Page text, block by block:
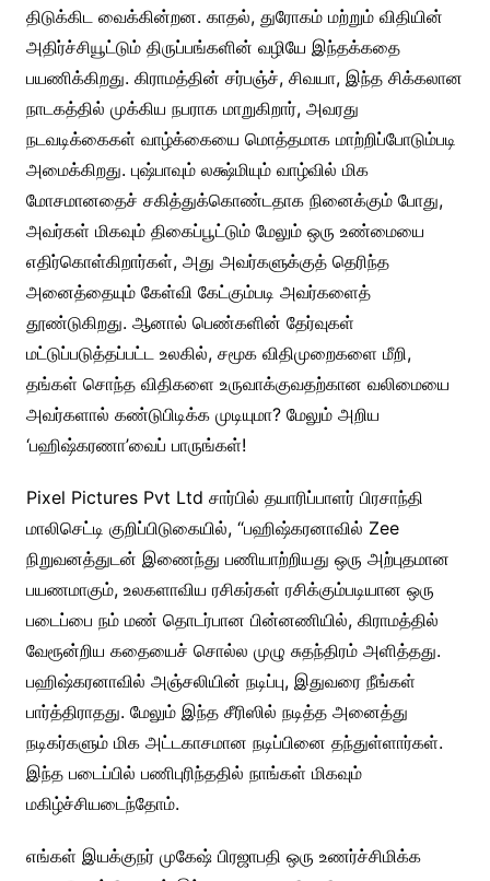
திடுக்கிட வைக்கின்றன. காதல், துரோகம் மற்றும் விதியின்
அதிர்ச்சியூட்டும் திருப்பங்களின் வழியே இந்தக்கதை
பயணிக்கிறது. கிராமத்தின் சர்பஞ்ச், சிவயா, இந்த சிக்கலான
நாடகத்தில் முக்கிய நபராக மாறுகிறார், அவரது
நடவடிக்கைகள் வாழ்க்கையை மொத்தமாக மாற்றிப்போடும்படி
அமைக்கிறது. புஷ்பாவும் லக்ஷ்மியும் வாழ்வில் மிக
மோசமானதைச் சகித்துக்கொண்டதாக நினைக்கும் போது,
அவர்கள் மிகவும் திகைப்பூட்டும் மேலும் ஒரு உண்மையை
எதிர்கொள்கிறார்கள், அது அவர்களுக்குத் தெரிந்த
அனைத்தையும் கேள்வி கேட்கும்படி அவர்களைத்
தூண்டுகிறது. ஆனால் பெண்களின் தேர்வுகள்
மட்டுப்படுத்தப்பட்ட உலகில், சமூக விதிமுறைகளை மீறி,
தங்கள் சொந்த விதிகளை உருவாக்குவதற்கான வலிமையை
அவர்களால் கண்டுபிடிக்க முடியுமா? மேலும் அறிய
‘பஹிஷ்கரணா’வைப் பாருங்கள்!
Pixel Pictures Pvt Ltd சார்பில் தயாரிப்பாளர் பிரசாந்தி
மாலிசெட்டி குறிப்பிடுகையில், “பஹிஷ்கரனாவில் Zee
நிறுவனத்துடன் இணைந்து பணியாற்றியது ஒரு அற்புதமான
பயணமாகும், உலகளாவிய ரசிகர்கள் ரசிக்கும்படியான ஒரு
படைப்பை நம் மண் தொடர்பான பின்னணியில், கிராமத்தில்
வேரூன்றிய கதையைச் சொல்ல முழு சுதந்திரம் அளித்தது.
பஹிஷ்கரனாவில் அஞ்சலியின் நடிப்பு, இதுவரை நீங்கள்
பார்த்திராதது. மேலும் இந்த சீரிஸில் நடித்த அனைத்து
நடிகர்களும் மிக அட்டகாசமான நடிப்பினை தந்துள்ளார்கள்.
இந்த படைப்பில் பணிபுரிந்ததில் நாங்கள் மிகவும்
மகிழ்ச்சியடைந்தோம்.
எங்கள் இயக்குநர் முகேஷ் பிரஜாபதி ஒரு உணர்ச்சிமிக்க